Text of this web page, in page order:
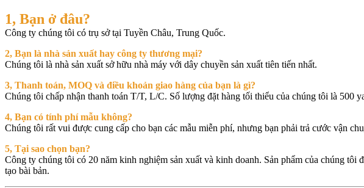
1, Bạn ở đâu?
Công ty chúng tôi có trụ sở tại Tuyền Châu, Trung Quốc.
2, Bạn là nhà sản xuất hay công ty thương mại?
Chúng tôi là nhà sản xuất sở hữu nhà máy với dây chuyền sản xuất tiên tiến nhất.
3, Thanh toán, MOQ và điều khoản giao hàng của bạn là gì?
Chúng tôi chấp nhận thanh toán T/T, L/C. Số lượng đặt hàng tối thiểu của chúng tôi là 500
4, Bạn có tính phí mẫu không?
Chúng tôi rất vui được cung cấp cho bạn các mẫu miễn phí, nhưng bạn phải trả cước vận
5, Tại sao chọn bạn?
Công ty chúng tôi có 20 năm kinh nghiệm sản xuất và kinh doanh. Sản phẩm của chúng
tạo bài bản.